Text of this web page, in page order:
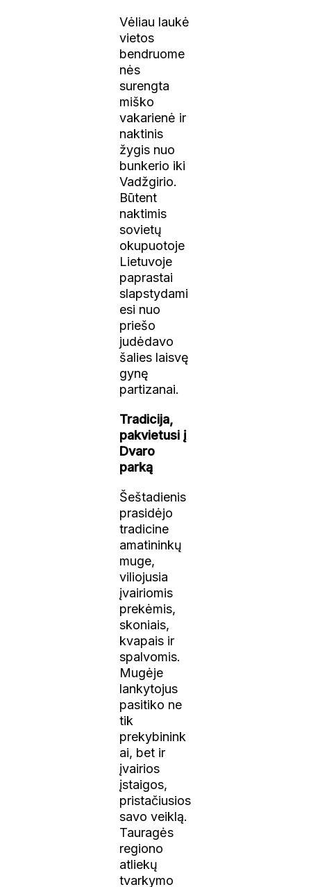
Vėliau laukė
vietos
bendruome
nės
surengta
miško
vakarienė ir
naktinis
žygis nuo
bunkerio iki
Vadžgirio.
Būtent
naktimis
sovietų
okupuotoje
Lietuvoje
paprastai
slapstydami
esi nuo
priešo
judėdavo
šalies laisvę
gynę
partizanai.
Tradicija,
pakvietusi į
Dvaro
parką
Šeštadienis
prasidėjo
tradicine
amatininkų
muge,
viliojusia
įvairiomis
prekėmis,
skoniais,
kvapais ir
spalvomis.
Mugėje
lankytojus
pasitiko ne
tik
prekybinink
ai, bet ir
įvairios
įstaigos,
pristačiusios
savo veiklą.
Tauragės
regiono
atliekų
tvarkymo